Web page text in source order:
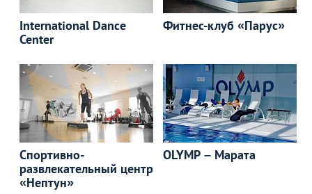
International Dance
Center
Фитнес-клуб «Парус»
Спортивно-
развлекательный центр
«Нептун»
OLYMP – Марата